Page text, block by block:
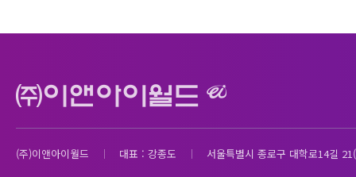
(주)이앤아이월드 대표 : 강종도 서울특별시 종로구 대학로14길